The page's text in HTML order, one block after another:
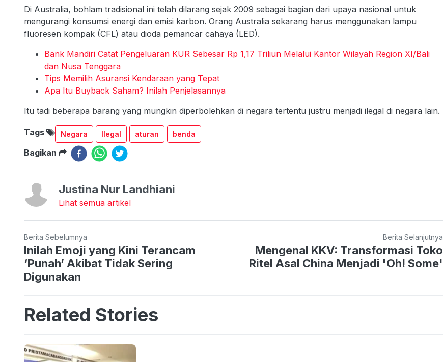
Di Australia, bohlam tradisional ini telah dilarang sejak 2009 sebagai bagian dari upaya nasional untuk
mengurangi konsumsi energi dan emisi karbon. Orang Australia sekarang harus menggunakan lampu
fluoresen kompak (CFL) atau dioda pemancar cahaya (LED).
Bank Mandiri Catat Pengeluaran KUR Sebesar Rp 1,17 Triliun Melalui Kantor Wilayah Region XI/Bali
dan Nusa Tenggara
Tips Memilih Asuransi Kendaraan yang Tepat
Apa Itu Buyback Saham? Inilah Penjelasannya
Itu tadi beberapa barang yang mungkin diperbolehkan di negara tertentu justru menjadi ilegal di negara lain.
Tags Negara Ilegal aturan benda
Bagikan
Justina Nur Landhiani
Lihat semua artikel
Berita Sebelumnya
Inilah Emoji yang Kini Terancam
‘Punah’ Akibat Tidak Sering
Digunakan
Berita Selanjutnya
Mengenal KKV: Transformasi Toko
Ritel Asal China Menjadi 'Oh! Some'
Related Stories